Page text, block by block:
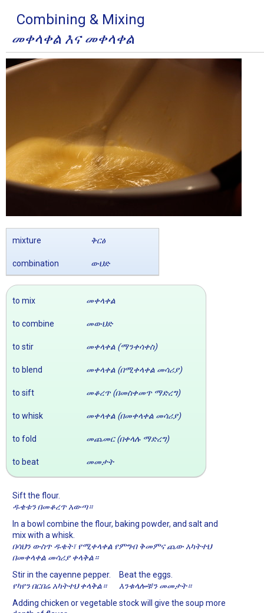
Combining & Mixing
መቀላቀል እና መቀላቀል
mixture ቅርፅ
combination ውህድ
to mix መቀላቀል
to combine መውህድ
to stir መቀላቀል (ማንቀሳቀስ)
to blend መቀላቀል (በሚቀላቀል መሳሪያ)
to sift መቆረጥ (በመስቀመጥ ማድረግ)
to whisk መቀላቀል (በመቀላቀል መሳሪያ)
to fold መጨመር (በቀላሉ ማድረግ)
to beat መመታት
Sift the flour.
ዱቄቱን በመቆረጥ አውጣ።
In a bowl combine the flour, baking powder, and salt and
mix with a whisk.
በሳህን ውስጥ ዱቄት፣ የሚቀላቀል የምግብ ቅመምና ጨው አካትተህ
በመቀላቀል መሳሪያ ቀላቅል።
Stir in the cayenne pepper.
የካየን በርበሬ አካትተህ ቀላቅል።
Beat the eggs.
እንቁላሎቹን መመታት።
Adding chicken or vegetable stock will give the soup more